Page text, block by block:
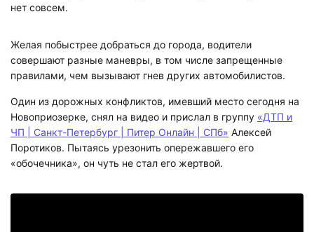
нет совсем.
Желая побыстрее добраться до города, водители
совершают разные маневры, в том числе запрещенные
правилами, чем вызывают гнев других автомобилистов.
Один из дорожных конфликтов, имевший место сегодня на
Новоприозерке, снял на видео и прислал в группу «ДТП и
ЧП | Санкт-Петербург | Питер Онлайн | СПб» Алексей
Поротиков. Пытаясь урезонить опережавшего его
«обочечника», он чуть не стал его жертвой.